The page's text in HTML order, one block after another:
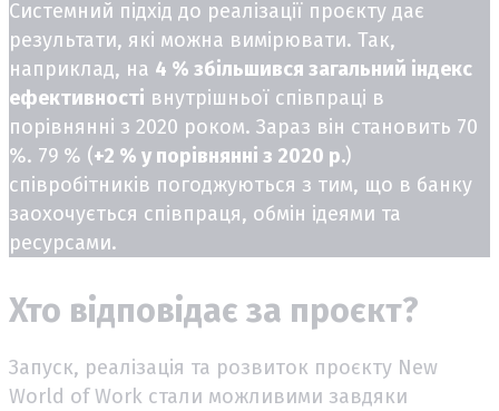
Системний підхід до реалізації проєкту дає
результати, які можна вимірювати. Так,
наприклад, на 4 % збільшився загальний індекс
ефективності внутрішньої співпраці в
порівнянні з 2020 роком. Зараз він становить 70
%. 79 % (+2 % у порівнянні з 2020 р.)
співробітників погоджуються з тим, що в банку
заохочується співпраця, обмін ідеями та
ресурсами.
Хто відповідає за проєкт?
Запуск, реалізація та розвиток проєкту New
World of Work стали можливими завдяки